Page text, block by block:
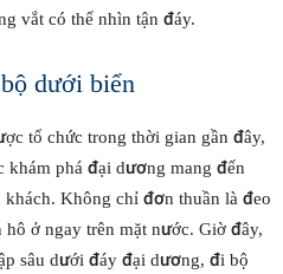
vắt có thể nhìn tận đáy.
dưới biển
tổ chức trong thời gian gần đây,
phá đại dương mang đến
Không chỉ đơn thuần là đeo
ở ngay trên mặt nước. Giờ đây,
sâu dưới đáy đại dương, đi bộ